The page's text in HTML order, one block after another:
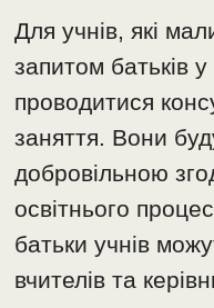
Для учнів, які
запитом батьків
проводитися
заняття. Вони
добровільною
освітнього
батьки учнів
вчителів та